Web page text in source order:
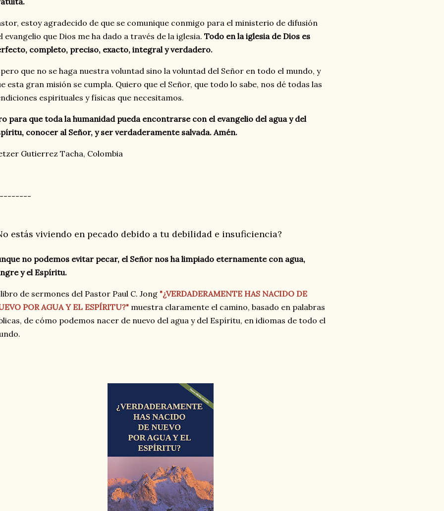
estoy agradecido de que se comunique conmigo para el ministerio de difusión
evangelio que Dios me ha dado a través de la iglesia. Todo en la iglesia de Dios es
completo, preciso, exacto, integral y verdadero.
que no se haga nuestra voluntad sino la voluntad del Señor en todo el mundo, y
esta gran misión se cumpla. Quiero que el Señor, que todo lo sabe, nos dé todas las
espirituales y físicas que necesitamos.
para que toda la humanidad pueda encontrarse con el evangelio del agua y del
conocer al Señor, y ser verdaderamente salvada. Amén.
Gutierrez Tacha, Colombia
estás viviendo en pecado debido a tu debilidad e insuficiencia?
no podemos evitar pecar, el Señor nos ha limpiado eternamente con agua,
y el Espíritu.
libro de sermones del Pastor Paul C. Jong "¿VERDADERAMENTE HAS NACIDO DE
POR AGUA Y EL ESPÍRITU?" muestra claramente el camino, basado en palabras
de cómo podemos nacer de nuevo del agua y del Espíritu, en idiomas de todo el